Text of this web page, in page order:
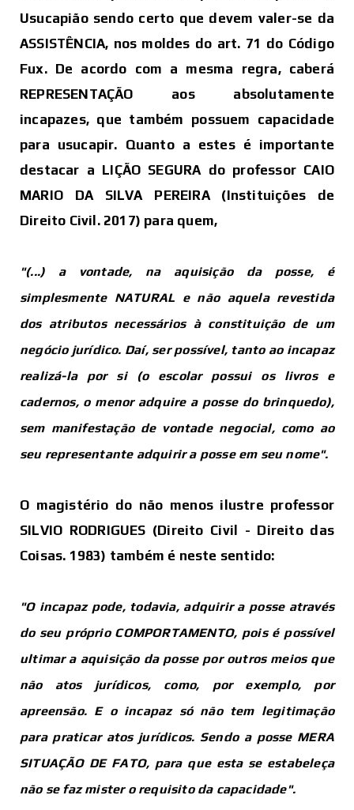
Usucapião sendo certo que devem valer-se da
ASSISTÊNCIA, nos moldes do art. 71 do Código
Fux. De acordo com a mesma regra, caberá
REPRESENTAÇÃO aos absolutamente
incapazes, que também possuem capacidade
para usucapir. Quanto a estes é importante
destacar a LIÇÃO SEGURA do professor CAIO
MARIO DA SILVA PEREIRA (Instituições de
Direito Civil. 2017) para quem,
"(...) a vontade, na aquisição da posse, é
simplesmente NATURAL e não aquela revestida
dos atributos necessários à constituiçãode um
negócio jurídico. Daí, ser possível, tanto ao incapaz
realizá-la por si (o escolar possui os livros e
cadernos, o menor adquire a posse do brinquedo),
sem manifestação de vontade negocial, como ao
seu representante adquirir a posse em seu nome".
O magistério do não menos ilustre professor
SILVIO RODRIGUES (Direito Civil - Direito das
Coisas. 1983) também é neste sentido:
"O incapaz pode, todavia, adquirir a posse através
do seu próprio COMPORTAMENTO, pois é possível
ultimar a aquisição da posse por outros meios que
não atos jurídicos, como, por exemplo, por
apreensão. E o incapaz só não tem legitimação
para praticar atos jurídicos. Sendo a posse MERA
SITUAÇÃO DE FATO, para que esta se estabeleça
não se faz mister o requisito da capacidade".